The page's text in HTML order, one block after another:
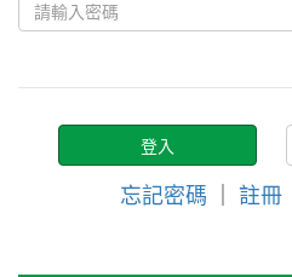
忘記密碼 ｜ 註冊